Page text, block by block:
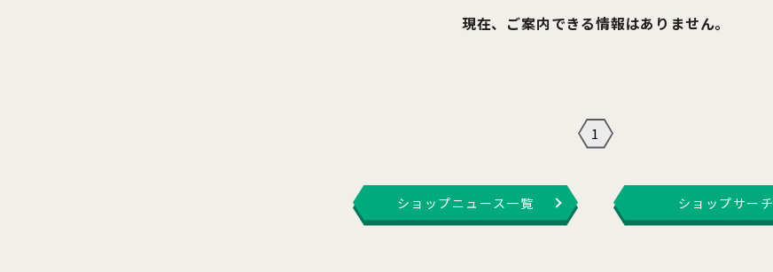
現在、ご案内できる情報はありません。
1
ショップニュース一覧 ショップサーチ